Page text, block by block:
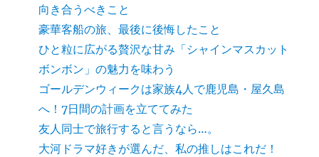
向き合うべきこと
豪華客船の旅、最後に後悔したこと
ひと粒に広がる贅沢な甘み「シャインマスカット
ボンボン」の魅力を味わう
ゴールデンウィークは家族4人で鹿児島・屋久島
へ！7日間の計画を立ててみた
友人同士で旅行すると言うなら…。
大河ドラマ好きが選んだ、私の推しはこれだ！